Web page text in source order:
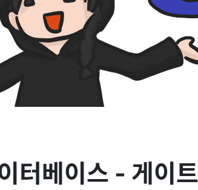
터베이스 - 게이